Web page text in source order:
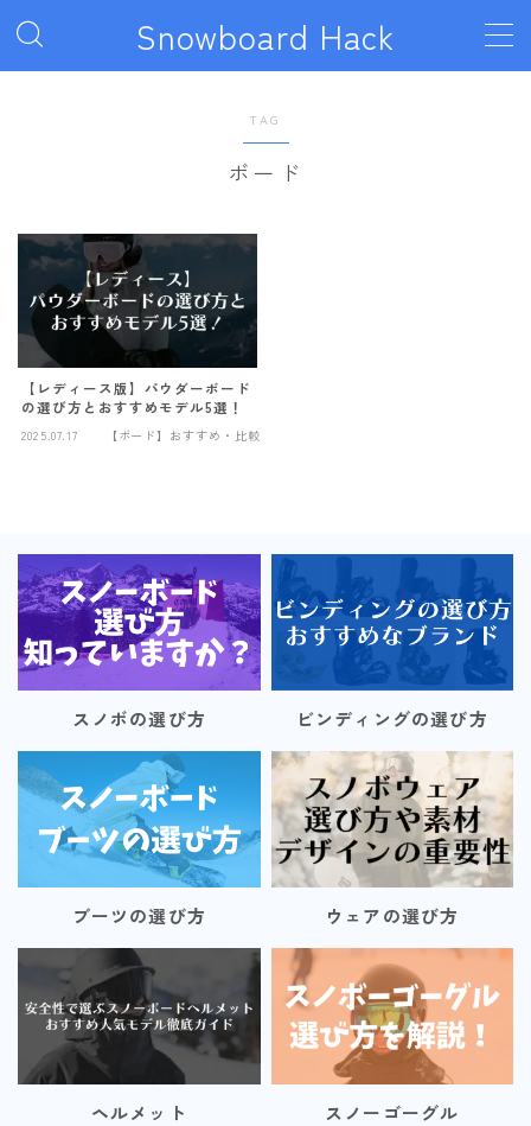
Snowboard Hack
ALLIAN
BATALEON
BC STREAM
BURTON
CAPiTA
FANATIC
FIELD EARTH
FNTC
GRAY
HOLIDAY
JONES
K2
MOSS
NIDECKER
NITRO
NOVEMBER
TAG
ボード
【レディース版】パウダーボード
の選び方とおすすめモデル5選！
2025.07.17 【ボード】おすすめ・比較
スノボの選び方 ビンディングの選び方
ブーツの選び方 ウェアの選び方
ヘルメット スノーゴーグル